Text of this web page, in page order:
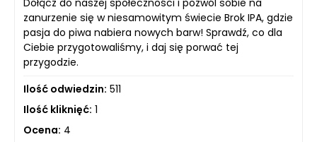
Dołącz do naszej społeczności i pozwól sobie na
zanurzenie się w niesamowitym świecie Brok IPA, gdzie
pasja do piwa nabiera nowych barw! Sprawdź, co dla
Ciebie przygotowaliśmy, i daj się porwać tej
przygodzie.
Ilość odwiedzin: 511
Ilość kliknięć: 1
Ocena: 4